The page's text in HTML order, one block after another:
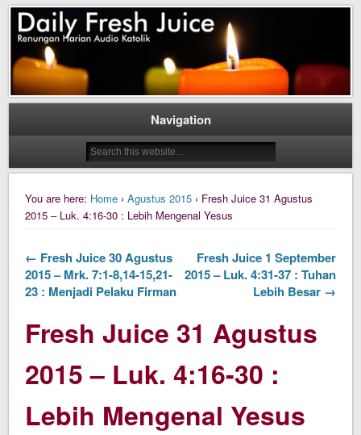
Daily Fresh Juice
Daily Fresh Juice Renungan Harian Katolik Menyejukkan dan Menyegarkan
Navigation
You are here: Home ›Agustus 2015 › Fresh Juice 31 Agustus
2015 – Luk. 4:16-30 : Lebih Mengenal Yesus
← Fresh Juice 30 Agustus
2015 – Mrk. 7:1-8,14-15,21-
23 : Menjadi Pelaku Firman
Fresh Juice 1 September
2015 – Luk. 4:31-37 : Tuhan
Lebih Besar →
Fresh Juice 31 Agustus
2015 – Luk. 4:16-30 :
Lebih Mengenal Yesus